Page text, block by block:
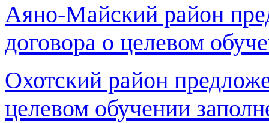
Аяно-Майский район
договора о целевом
Охотский район
целевом обучении